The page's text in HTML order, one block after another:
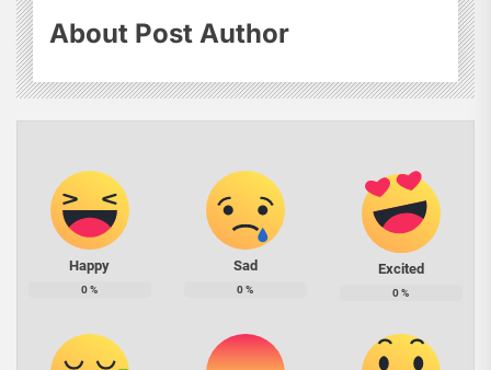
About Post Author
Happy
0%
Sad
0%
Excited
0%